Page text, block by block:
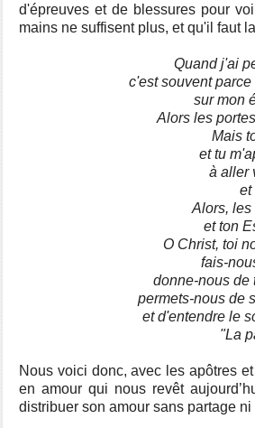
d'épreuves et de blessures pour
mains ne suffisent plus, et qu'il faut
Quand j'ai
c'est souvent
sur mon
Alors les
Mais
et tu
à aller
et
Alors, les
et ton
O Christ, toi
fais-
donne-nous de
permets-nous de
et d'entendre le
"La
Nous voici donc, avec les apôtres
en amour qui nous revêt
distribuer son amour sans partage